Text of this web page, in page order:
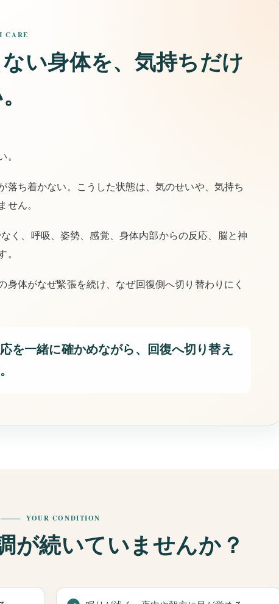
CARE
い身体を、気持ちだけ
落ち着かない。こうした状態は、気のせいや、気持ち
ん。
く、呼吸、姿勢、感覚、身体内部からの反応、脳と神
身体がなぜ緊張を続け、なぜ回復側へ切り替わりにく
を一緒に確かめながら、回復へ切り替え
YOUR CONDITION
が続いていませんか？